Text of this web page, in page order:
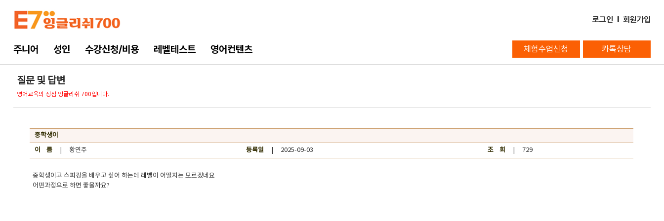
로그인 l 회원가입
주니어 성인 수강신청/비용 레벨테스트 영어컨텐츠 체험수업신청 카톡상담
질문 및 답변
영어교육의 정점 잉글리쉬 700입니다.
중학생이
이 름 | 황연주 등록일 | 2025-09-03 조 회 | 729
중학생이고 스피킹을 배우고 싶어 하는데 레벨이 어떨지는 모르겠네요
어떤과정으로 하면 좋을까요?​